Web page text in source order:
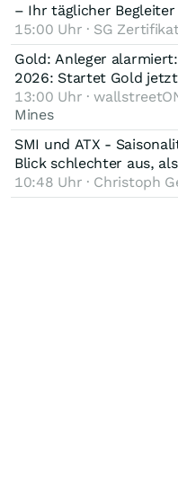
– Ihr täglicher
15:00 Uhr · SG
Gold: Anleger
2026: Startet Gold jetzt
13:00 Uhr ·
Mines
SMI und ATX -
Blick schlechter aus,
10:48 Uhr · Christoph